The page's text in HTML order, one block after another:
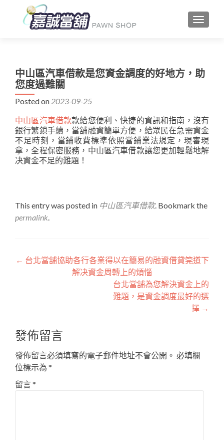
中山區汽車借款是您資金調度的好地方，助
您度過難關
Posted on 2023-09-25
中山區汽車借款款給您便利、快捷的資訊和指南，沒有
銀行繁鎖手續，當舖融資簡單方便，給眾民在急需資金
不足時刻，當鋪收費標準依照當鋪業法規定，現審現
拿，全程保密服務，中山區汽車借款讓您更加輕鬆地解
决資金不足的難題！
This entry was posted in 中山區汽車借款. Bookmark the
permalink.
文
← 台北當舖協助各行各業得以在簡易的融資借貸筦道下
解决資金周轉上的煩惱
台北當舖為您解決資金上的
難題，是資金調度最好的選
擇 →
發佈留言
發佈留言必須填寫的電子郵件地址不會公開。 必填欄
位標示為 *
留言*